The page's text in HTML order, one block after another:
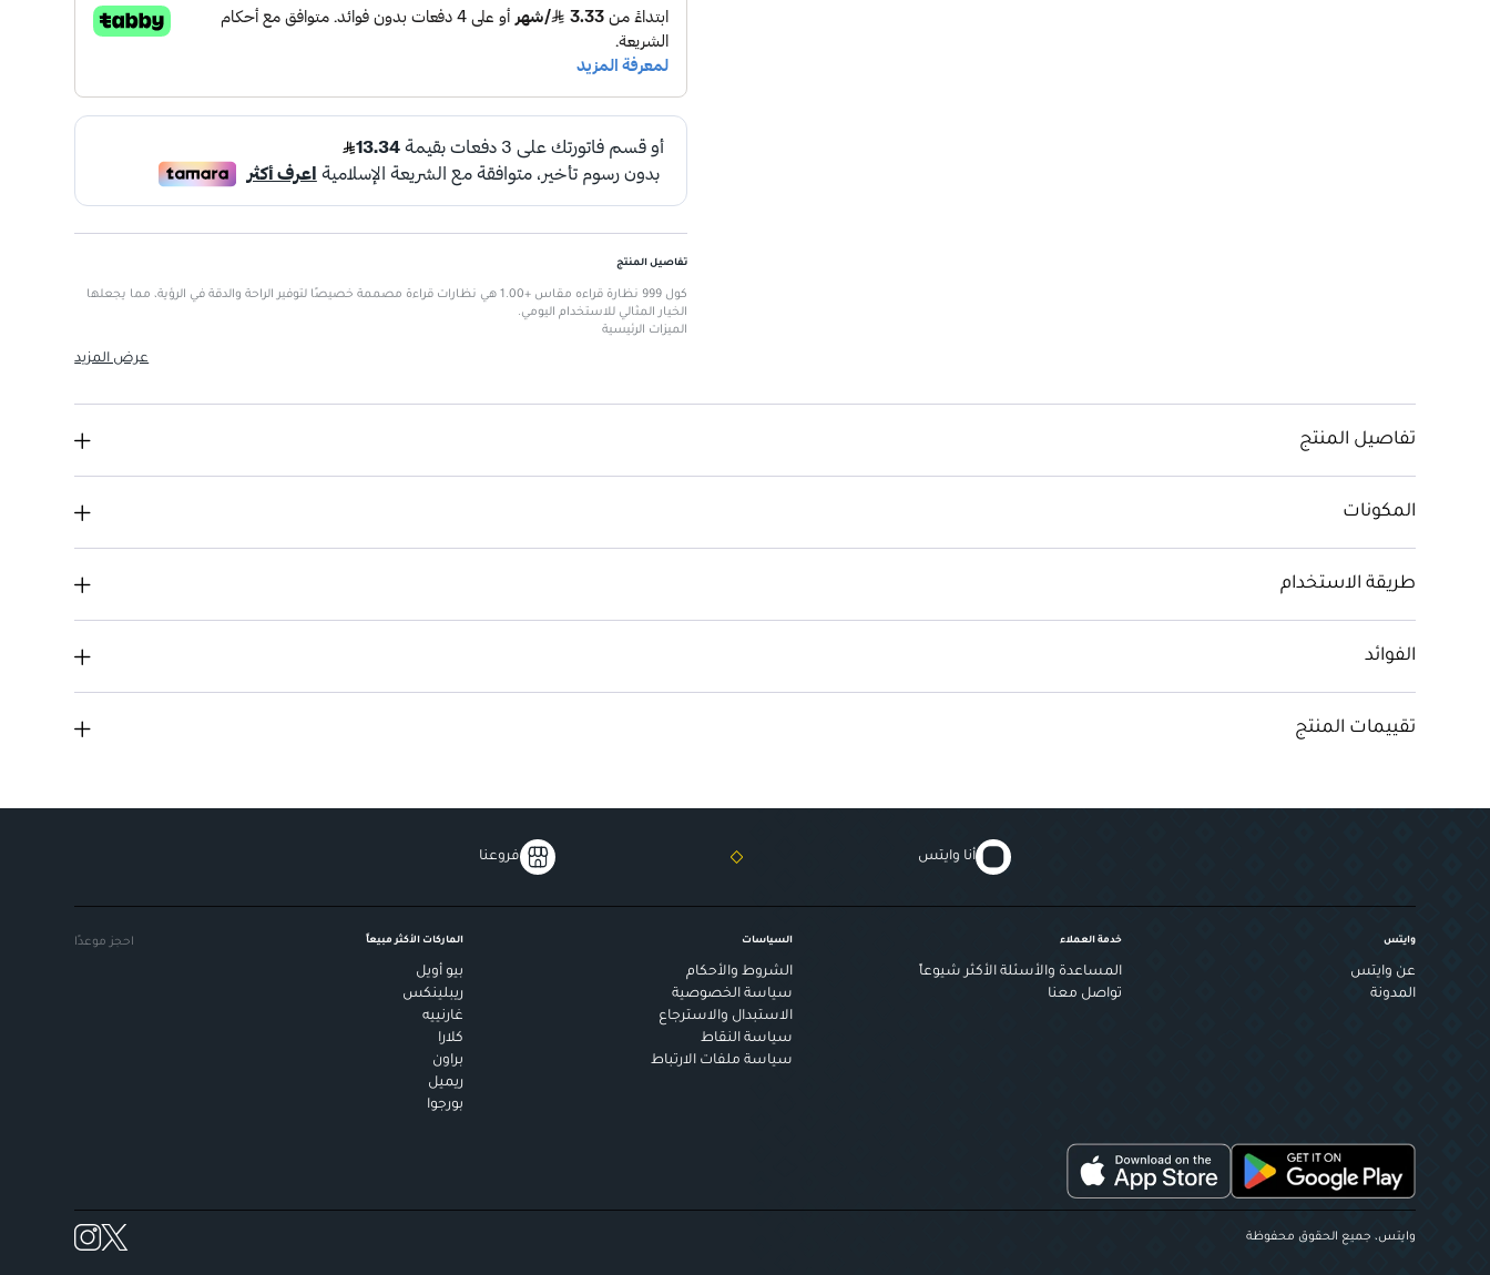
تفاصيل المنتج
كول 999 نظارة قراءه مقاس +1.00 هي نظارات قراءة مصممة خصيصًا لتوفير الراحة والدقة في الرؤية، مما يجعلها
الخيار المثالي للاستخدام اليومي.
الميزات الرئيسية
تضخيم +1.00 لتحسين الرؤية.
عرض المزيد
تفاصيل المنتج
المكونات
طريقة الاستخدام
الفوائد
تقييمات المنتج
أنا وايتس فروعنا
وايتس
عن وايتس
المدونة
خدمة العملاء
المساعدة والأسئلة الأكثر شيوعاً
تواصل معنا
السياسات
الشروط والأحكام
سياسة الخصوصية
الاستبدال والاسترجاع
سياسة النقاط
سياسة ملفات الارتباط
الماركات الأكثر مبيعاً
بيو أويل
ريبلينكس
غارنييه
كلارا
براون
ريميل
بورجوا
احجز موعدًا
وايتس، جميع الحقوق محفوظة